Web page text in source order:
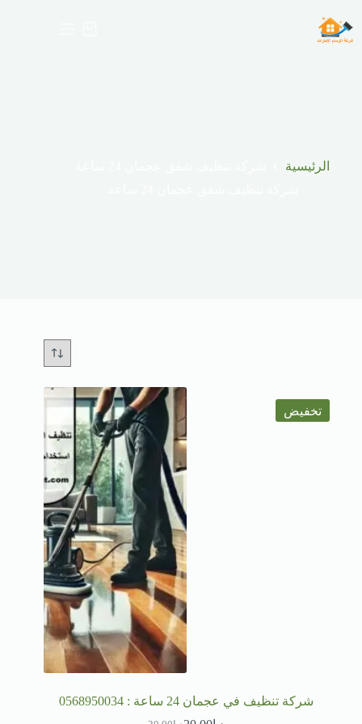
إلى
المحتوى
الرئيسية
تخفيض
شركة تنظيف في عجمان 24 ساعة : 0568950034